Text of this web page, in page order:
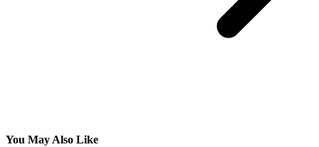
You May Also Like